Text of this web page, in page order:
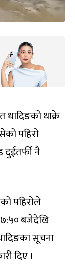
धादिङको थाक्रे
पहिरो
नै
पहिरोले
बजेदेखि
सूचना
दिए ।